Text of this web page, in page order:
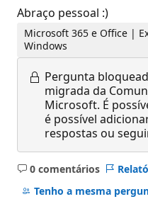
Abraço pessoal :)
Microsoft 365 e Office |
Windows
Pergunta
migrada da
Microsoft. É
é possível
respostas ou
0 comentários
Sem
comentários
Tenho a mesma